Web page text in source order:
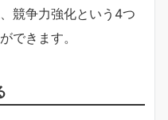
競争力強化という4つ
できます。